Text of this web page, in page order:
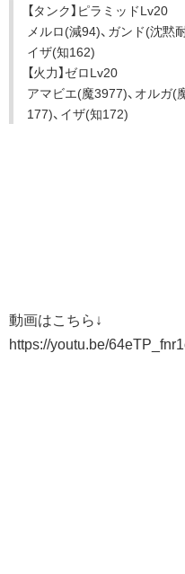
【タンク】ピラミッドLv20
メルロ(減94)、ガンド(沈黙
イザ(知162)
【火力】ゼロLv20
アマビエ(魔3977)、オルガ(
177)、イザ(知172)
動画はこちら↓
https://youtu.be/